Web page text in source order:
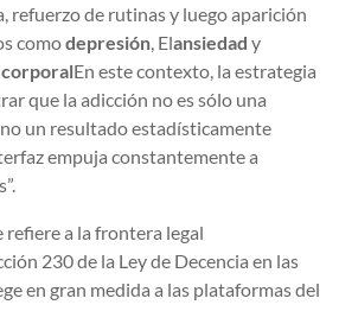
refuerzo de rutinas y luego aparición
comodepresión , Elansiedad y
corporalEn este contexto, la estrategia
que la adicción no es sólo una
un resultado estadísticamente
empuja constantemente a
refiere a la frontera legal
230 de la Ley de Decencia en las
en gran medida a las plataformas del